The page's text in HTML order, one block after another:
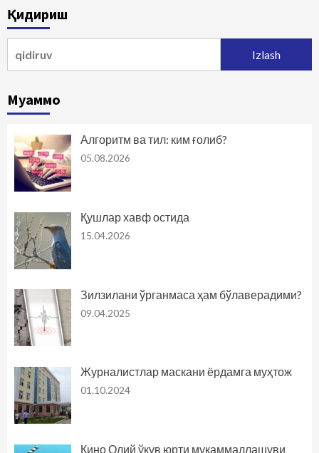
Қидириш
Муаммо
Алгоритм ва тил: ким ғолиб?
05.08.2026
Қушлар хавф остида
15.04.2026
Зилзилани ўрганмаса ҳам бўлаверадими?
09.04.2025
Журналистлар маскани ёрдамга муҳтож
01.10.2024
Кино Олий ўқув юрти мукаммаллашуви